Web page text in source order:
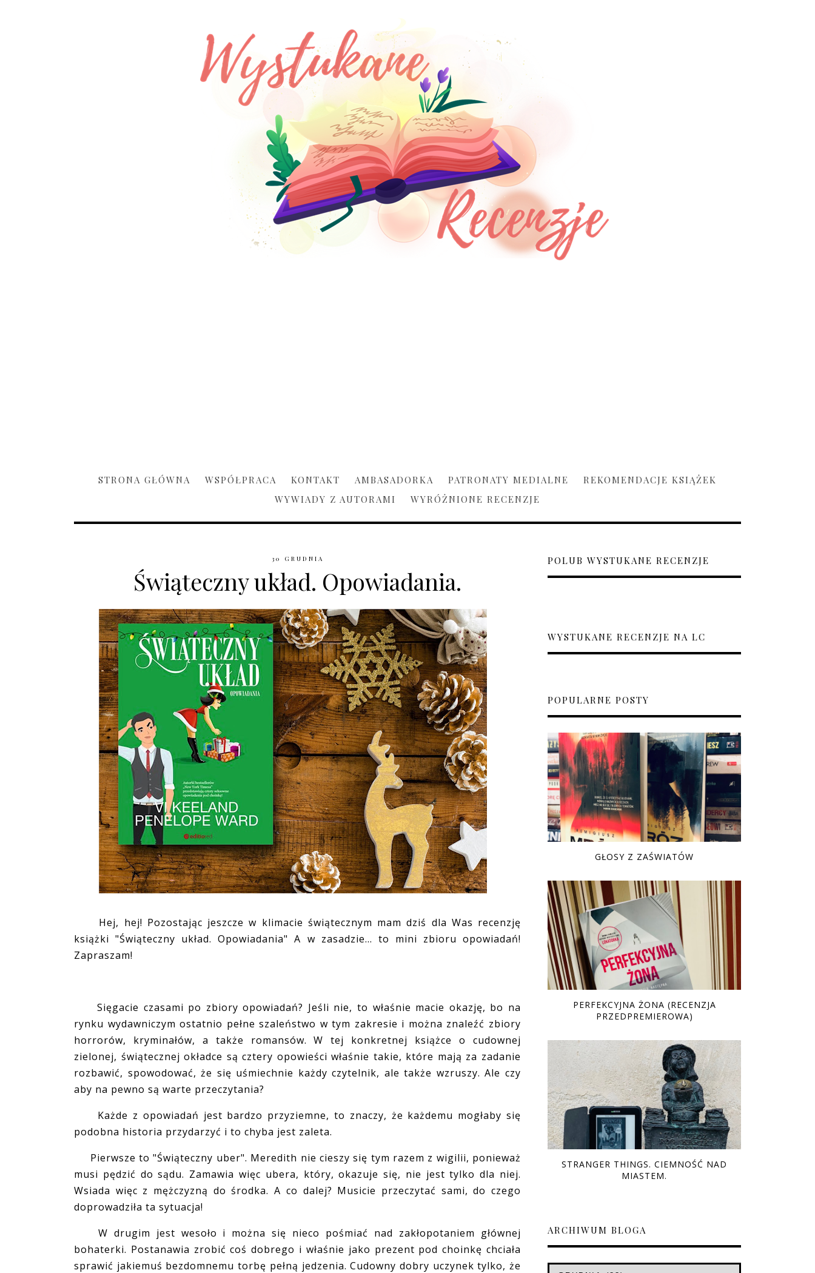
STRONA GŁÓWNA WSPÓŁPRACA KONTAKT AMBASADORKA PATRONATY MEDIALNE
REKOMENDACJE KSIĄŻEK
WYWIADY Z AUTORAMI
WYRÓŻNIONE RECENZJE
30 GRUDNIA
Świąteczny układ. Opowiadania.
Hej, hej! Pozostając jeszcze w klimacie świątecznym mam dziś dla Was recenzję
książki "Świąteczny układ. Opowiadania" A w zasadzie... to mini zbioru opowiadań!
Zapraszam!
Sięgacie czasami po zbiory opowiadań? Jeśli nie, to właśnie macie okazję, bo na
rynku wydawniczym ostatnio pełne szaleństwo w tym zakresie i można znaleźć zbiory
horrorów, kryminałów, a także romansów. W tej konkretnej książce o cudownej
zielonej, świątecznej okładce są cztery opowieści właśnie takie, które mają za zadanie
rozbawić, spowodować, że się uśmiechnie każdy czytelnik, ale także wzruszy. Ale czy
aby na pewno są warte przeczytania?
Każde z opowiadań jest bardzo przyziemne, to znaczy, że każdemu mogłaby się
podobna historia przydarzyć i to chyba jest zaleta.
Pierwsze to "Świąteczny uber". Meredith nie cieszy się tym razem z wigilii, ponieważ
musi pędzić do sądu. Zamawia więc ubera, który, okazuje się, nie jest tylko dla niej.
Wsiada więc z mężczyzną do środka. A co dalej? Musicie przeczytać sami, do czego
doprowadziła ta sytuacja!
W drugim jest wesoło i można się nieco pośmiać nad zakłopotaniem głównej
bohaterki. Postanawia zrobić coś dobrego i właśnie jako prezent pod choinkę chciała
sprawić jakiemuś bezdomnemu torbę pełną jedzenia. Cudowny dobry uczynek tylko, że
POLUB WYSTUKANE RECENZJE
WYSTUKANE RECENZJE NA LC
POPULARNE POSTY
GŁOSY Z ZAŚWIATÓW
PERFEKCYJNA ŻONA (RECENZJA
PRZEDPREMIEROWA)
STRANGER THINGS. CIEMNOŚĆ NAD
MIASTEM.
ARCHIWUM BLOGA